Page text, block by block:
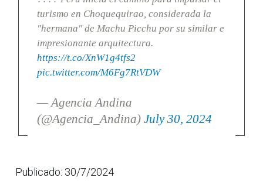
turismo en Choquequirao, considerada la
"hermana" de Machu Picchu por su similar e
impresionante arquitectura.
https://t.co/XnW1g4tfs2
pic.twitter.com/M6Fg7RtVDW
— Agencia Andina
(@Agencia_Andina) July 30, 2024
Publicado: 30/7/2024